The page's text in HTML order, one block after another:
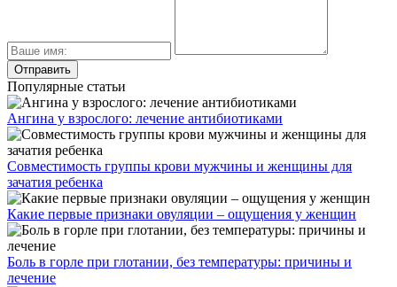
Популярные статьи
Ангина у взрослого: лечение антибиотиками
Совместимость группы крови мужчины и женщины для
зачатия ребенка
Какие первые признаки овуляции – ощущения у женщин
Боль в горле при глотании, без температуры: причины и
лечение